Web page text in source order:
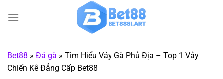
qua
Bet88 » Đá gà » Tìm Hiểu Vảy Gà Phủ Địa – Top 1 Vảy
Chiến Kê Đẳng Cấp Bet88